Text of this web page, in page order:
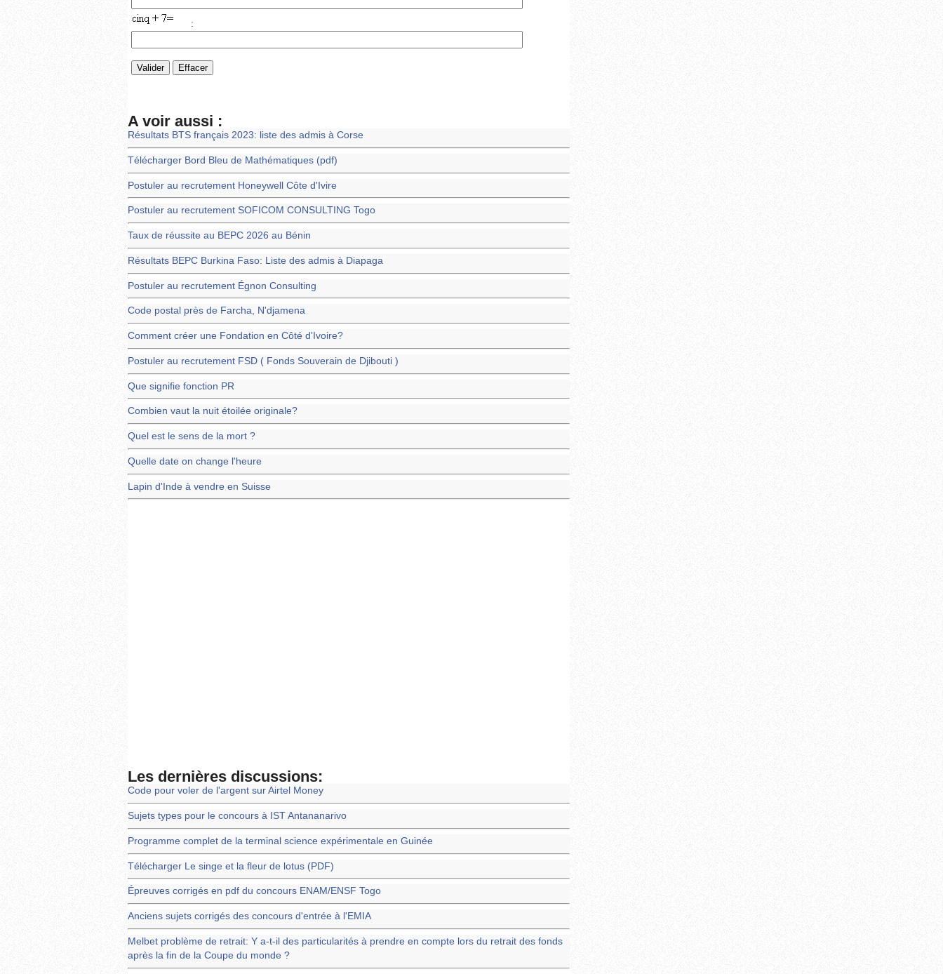
:
A voir aussi :
Résultats BTS français 2023: liste des admis à Corse
Télécharger Bord Bleu de Mathématiques (pdf)
Postuler au recrutement Honeywell Côte d'Ivire
Postuler au recrutement SOFICOM CONSULTING Togo
Taux de réussite au BEPC 2026 au Bénin
Résultats BEPC Burkina Faso: Liste des admis à Diapaga
Postuler au recrutement Égnon Consulting
Code postal près de Farcha, N'djamena
Comment créer une Fondation en Côté d'Ivoire?
Postuler au recrutement FSD ( Fonds Souverain de Djibouti )
Que signifie fonction PR
Combien vaut la nuit étoilée originale?
Quel est le sens de la mort ?
Quelle date on change l'heure
Lapin d'Inde à vendre en Suisse
Les dernières discussions:
Code pour voler de l'argent sur Airtel Money
Sujets types pour le concours à IST Antananarivo
Programme complet de la terminal science expérimentale en Guinée
Télécharger Le singe et la fleur de lotus (PDF)
Épreuves corrigés en pdf du concours ENAM/ENSF Togo
Anciens sujets corrigés des concours d'entrée à l'EMIA
Melbet problème de retrait: Y a-t-il des particularités à prendre en compte lors du retrait des fonds
après la fin de la Coupe du monde ?